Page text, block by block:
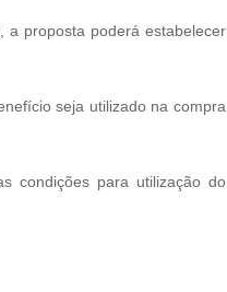
a proposta poderá estabelecer
seja utilizado na compra
condições para utilização do